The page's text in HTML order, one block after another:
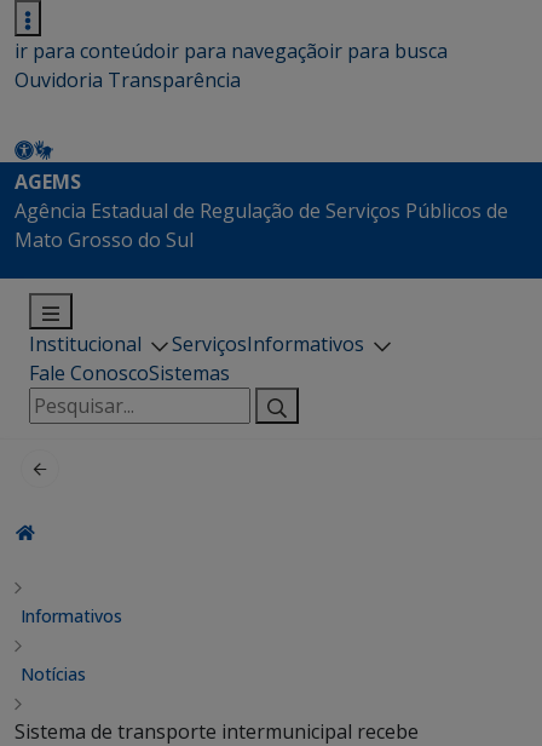
ir para conteúdoir para navegaçãoir para busca
Ouvidoria Transparência
AGEMS
Agência Estadual de Regulação de Serviços Públicos de
Mato Grosso do Sul
Institucional ServiçosInformativos
Fale ConoscoSistemas
Pesquisar
por:
Informativos
Notícias
Sistema de transporte intermunicipal recebe